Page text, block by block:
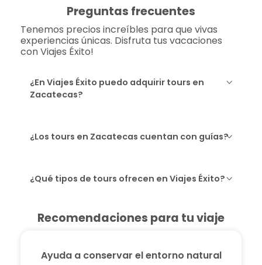
Preguntas frecuentes
Tenemos precios increíbles para que vivas
experiencias únicas. Disfruta tus vacaciones
con Viajes Éxito!
¿En Viajes Éxito puedo adquirir tours en
Zacatecas?
¿Los tours en Zacatecas cuentan con guías?
¿Qué tipos de tours ofrecen en Viajes Éxito?
Recomendaciones para tu viaje
Ayuda a conservar el entorno natural